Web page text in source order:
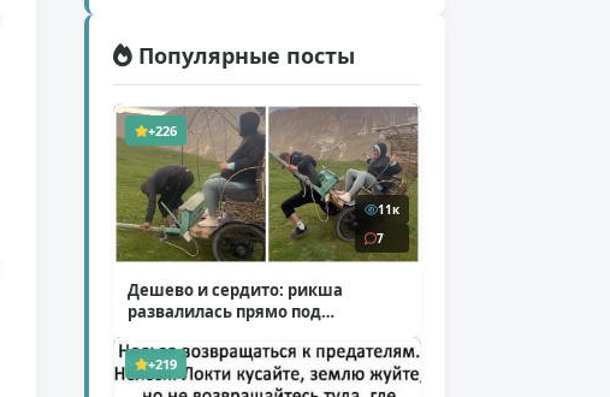
Популярные посты
+226
11к
7
Дешево и сердито: рикша
развалилась прямо под
+219